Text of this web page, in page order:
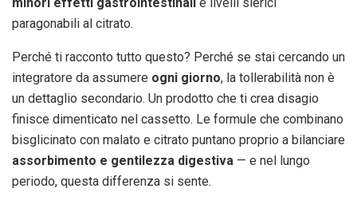
paragonabili al citrato.
Perché ti racconto tutto questo? Perché se stai cercando un
integratore da assumere ogni giorno, la tollerabilità non è
un dettaglio secondario. Un prodotto che ti crea disagio
finisce dimenticato nel cassetto. Le formule che combinano
bisglicinato con malato e citrato puntano proprio a bilanciare
assorbimento e gentilezza digestiva — e nel lungo
periodo, questa differenza si sente.